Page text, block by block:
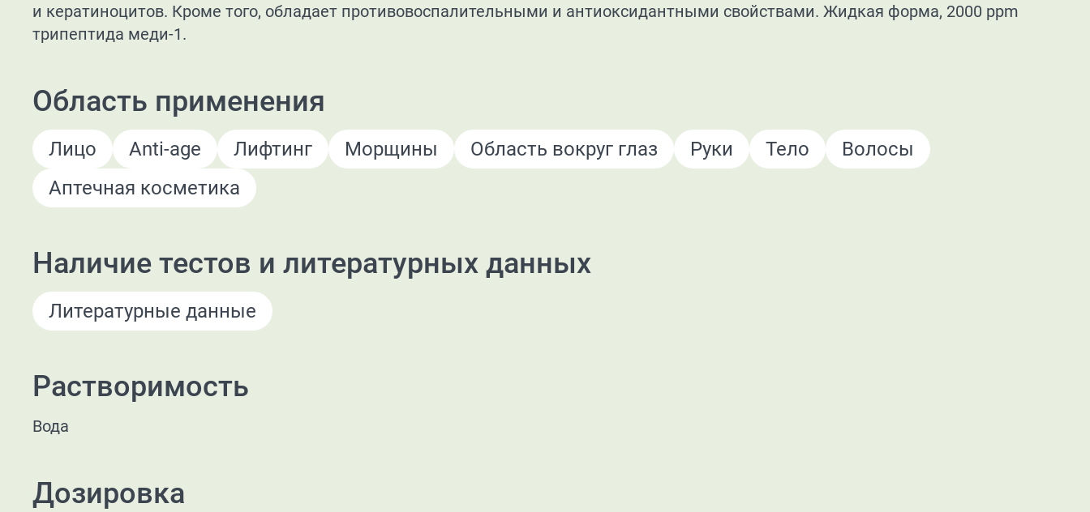
и кератиноцитов. Кроме того, обладает противовоспалительными и антиоксидантными свойствами. Жидкая форма, 2000 ppm
трипептида меди-1.
Область применения
Лицо Anti-age Лифтинг Морщины Область вокруг глаз Руки Тело
Волосы
Аптечная косметика
Наличие тестов и литературных данных
Литературные данные
Растворимость
Вода
Дозировка